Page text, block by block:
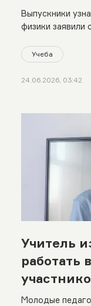
Выпускники
физики заявили
Учеба
24.06.2026, 03:42
Учитель
работать
Молодые